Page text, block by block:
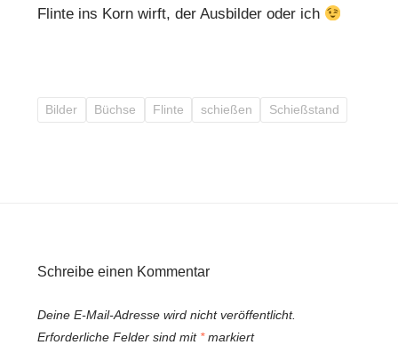
Flinte ins Korn wirft, der Ausbilder oder ich
Bilder Büchse Flinte schießen Schießstand
Schreibe einen Kommentar
Deine E-Mail-Adresse wird nicht veröffentlicht.
Erforderliche Felder sind mit *markiert